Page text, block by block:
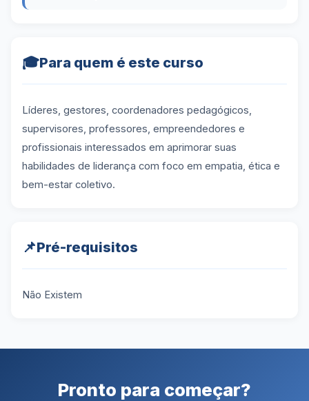
🎓Para quem é este curso
Líderes, gestores, coordenadores pedagógicos,
supervisores, professores, empreendedores e
profissionais interessados em aprimorar suas
habilidades de liderança com foco em empatia, ética e
bem-estar coletivo.
📌Pré-requisitos
Não Existem
Pronto para começar?